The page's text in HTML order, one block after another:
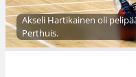
Akseli Hartikainen oli
Perthuis.